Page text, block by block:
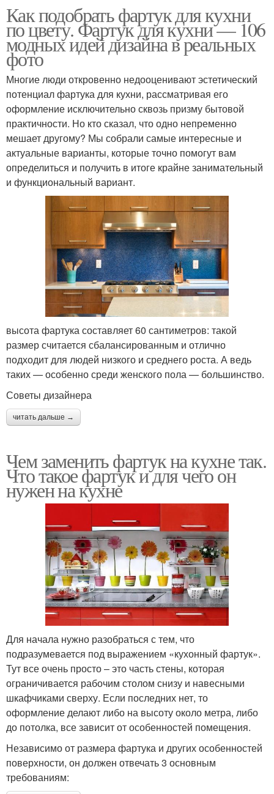
Как подобрать фартук для кухни
по цвету. Фартук для кухни — 106
модных идей дизайна в реальных
фото
Многие люди откровенно недооценивают эстетический
потенциал фартука для кухни, рассматривая его
оформление исключительно сквозь призму бытовой
практичности. Но кто сказал, что одно непременно
мешает другому? Мы собрали самые интересные и
актуальные варианты, которые точно помогут вам
определиться и получить в итоге крайне занимательный
и функциональный вариант.
высота фартука составляет 60 сантиметров: такой
размер считается сбалансированным и отлично
подходит для людей низкого и среднего роста. А ведь
таких — особенно среди женского пола — большинство.
Советы дизайнера
читать дальше →
Чем заменить фартук на кухне так.
Что такое фартук и для чего он
нужен на кухне
Для начала нужно разобраться с тем, что
подразумевается под выражением «кухонный фартук».
Тут все очень просто – это часть стены, которая
ограничивается рабочим столом снизу и навесными
шкафчиками сверху. Если последних нет, то
оформление делают либо на высоту около метра, либо
до потолка, все зависит от особенностей помещения.
Независимо от размера фартука и других особенностей
поверхности, он должен отвечать 3 основным
требованиям: